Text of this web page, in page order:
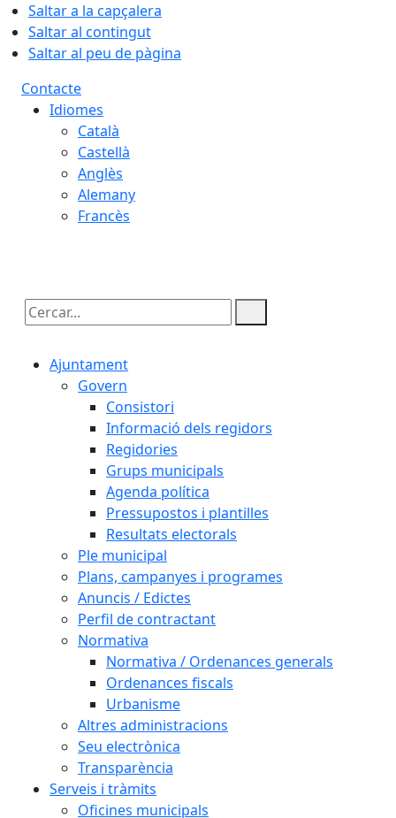
Saltar a la capçalera
Saltar al contingut
Saltar al peu de pàgina
Contacte
Idiomes
Català
Castellà
Anglès
Alemany
Francès
Cercar:
Ajuntament
Govern
Consistori
Informació dels regidors
Regidories
Grups municipals
Agenda política
Pressupostos i plantilles
Resultats electorals
Ple municipal
Plans, campanyes i programes
Anuncis / Edictes
Perfil de contractant
Normativa
Normativa / Ordenances generals
Ordenances fiscals
Urbanisme
Altres administracions
Seu electrònica
Transparència
Serveis i tràmits
Oficines municipals